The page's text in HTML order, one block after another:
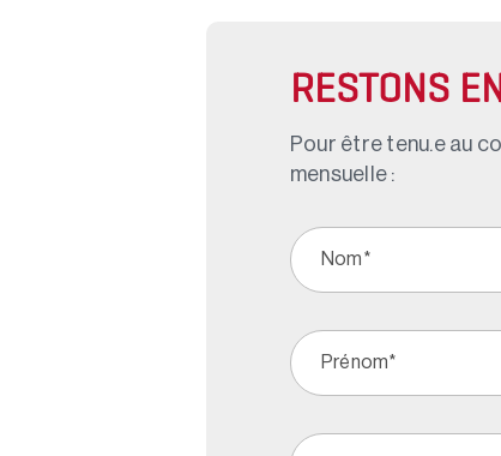
RESTONS
Pour être tenu.e au
mensuelle :